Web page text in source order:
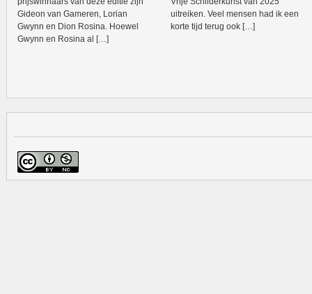
Gideon van Gameren, Lorian
Gwynn en Dion Rosina. Hoewel
Gwynn en Rosina al […]
uitreiken. Veel mensen had ik een
korte tijd terug ook […]